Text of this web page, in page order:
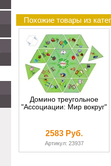
Похожие товары из
Домино треугольное
"Ассоциации: Мир вокруг"
2583 Руб.
Артикул: 23937